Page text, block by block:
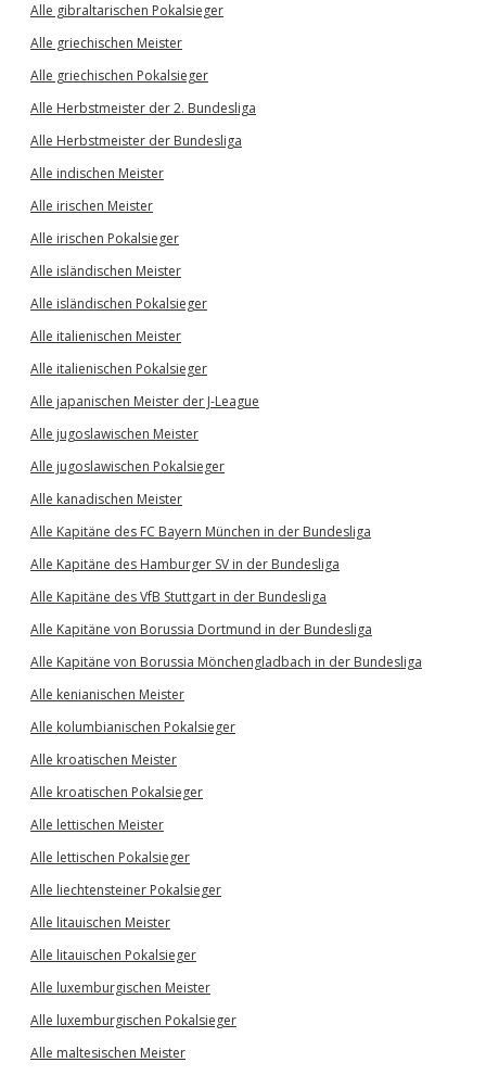
Alle gibraltarischen Pokalsieger
Alle griechischen Meister
Alle griechischen Pokalsieger
Alle Herbstmeister der 2. Bundesliga
Alle Herbstmeister der Bundesliga
Alle indischen Meister
Alle irischen Meister
Alle irischen Pokalsieger
Alle isländischen Meister
Alle isländischen Pokalsieger
Alle italienischen Meister
Alle italienischen Pokalsieger
Alle japanischen Meister der J-League
Alle jugoslawischen Meister
Alle jugoslawischen Pokalsieger
Alle kanadischen Meister
Alle Kapitäne des FC Bayern München in der Bundesliga
Alle Kapitäne des Hamburger SV in der Bundesliga
Alle Kapitäne des VfB Stuttgart in der Bundesliga
Alle Kapitäne von Borussia Dortmund in der Bundesliga
Alle Kapitäne von Borussia Mönchengladbach in der Bundesliga
Alle kenianischen Meister
Alle kolumbianischen Pokalsieger
Alle kroatischen Meister
Alle kroatischen Pokalsieger
Alle lettischen Meister
Alle lettischen Pokalsieger
Alle liechtensteiner Pokalsieger
Alle litauischen Meister
Alle litauischen Pokalsieger
Alle luxemburgischen Meister
Alle luxemburgischen Pokalsieger
Alle maltesischen Meister